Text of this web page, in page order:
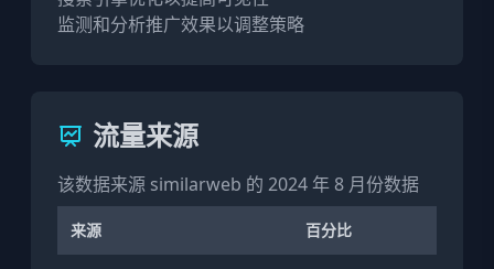
监测和分析推广效果以调整策略
流量来源
该数据来源 similarweb 的 2024 年 8 月份数据
来源 百分比